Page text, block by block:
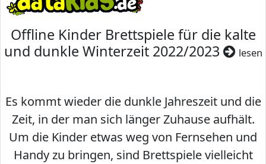
Offline Kinder Brettspiele für die kalte
und dunkle Winterzeit 2022/2023
lesen
Es kommt wieder die dunkle Jahreszeit und die
Zeit, in der man sich länger Zuhause aufhält.
Um die Kinder etwas weg von Fernsehen und
Handy zu bringen, sind Brettspiele vielleicht